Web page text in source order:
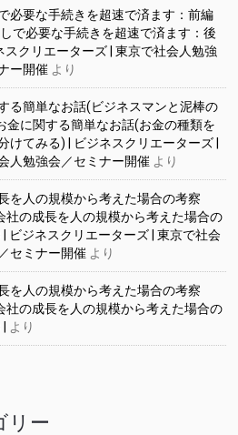
必要な手続きを超速で済ます：前編
で必要な手続きを超速で済ます：後
スクリエーターズ | 東京で社会人勉強
ー開催 より
る簡単なお話(ビジネスマンと泥棒の
金に関する簡単なお話(お金の種類を
けてみる) | ビジネスクリエーターズ |
人勉強会／セミナー開催 より
を人の規模から考えた場合の考察
社の成長を人の規模から考えた場合の
ビジネスクリエーターズ | 東京で社会
セミナー開催 より
を人の規模から考えた場合の考察
社の成長を人の規模から考えた場合の
より
リー